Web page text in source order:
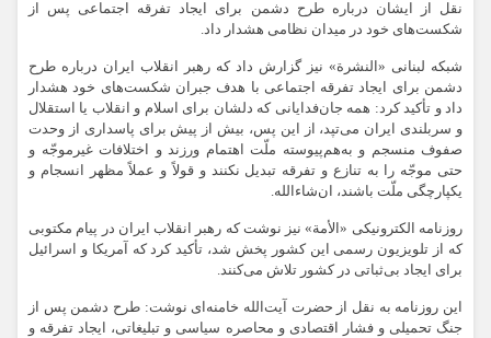
نقل از ایشان درباره طرح دشمن برای ایجاد تفرقه اجتماعی پس از
شکست‌های خود در میدان نظامی هشدار داد.
شبکه لبنانی «النشرة» نیز گزارش داد که رهبر انقلاب ایران درباره طرح
دشمن برای ایجاد تفرقه اجتماعی با هدف جبران شکست‌های خود هشدار
داد و تأکید کرد: همه جان‌فدایانی که دلشان برای اسلام و انقلاب یا استقلال
و سربلندی ایران می‌تپد، از این پس، بیش از پیش برای پاسداری از وحدت
صفوف منسجم و به‌هم‌پیوسته ملّت اهتمام ورزند و اختلافات غیرموجّه و
حتی موجّه را به تنازع و تفرقه تبدیل نکنند و قولاً و عملاً مظهر انسجام و
یکپارچگی ملّت باشند، ان‌شاءالله.
روزنامه الکترونیکی «الأمة» نیز نوشت که رهبر انقلاب ایران در پیام مکتوبی
که از تلویزیون رسمی این کشور پخش شد، تأکید کرد که آمریکا و اسرائیل
برای ایجاد بی‌ثباتی در کشور تلاش می‌کنند.
این روزنامه به نقل از حضرت آیت‌الله خامنه‌ای نوشت: طرح دشمن پس از
جنگ تحمیلی و فشار اقتصادی و محاصره سیاسی و تبلیغاتی، ایجاد تفرقه و